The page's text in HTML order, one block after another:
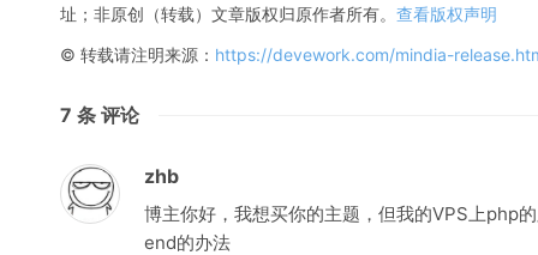
址；非原创（转载）文章版权归原作者所有。 查看版权声明
© 转载请注明来源： https://devework.com/mindia-
7 条 评论
zhb
博主你好，我想买你的主题，但我的VPS上php
end的办法